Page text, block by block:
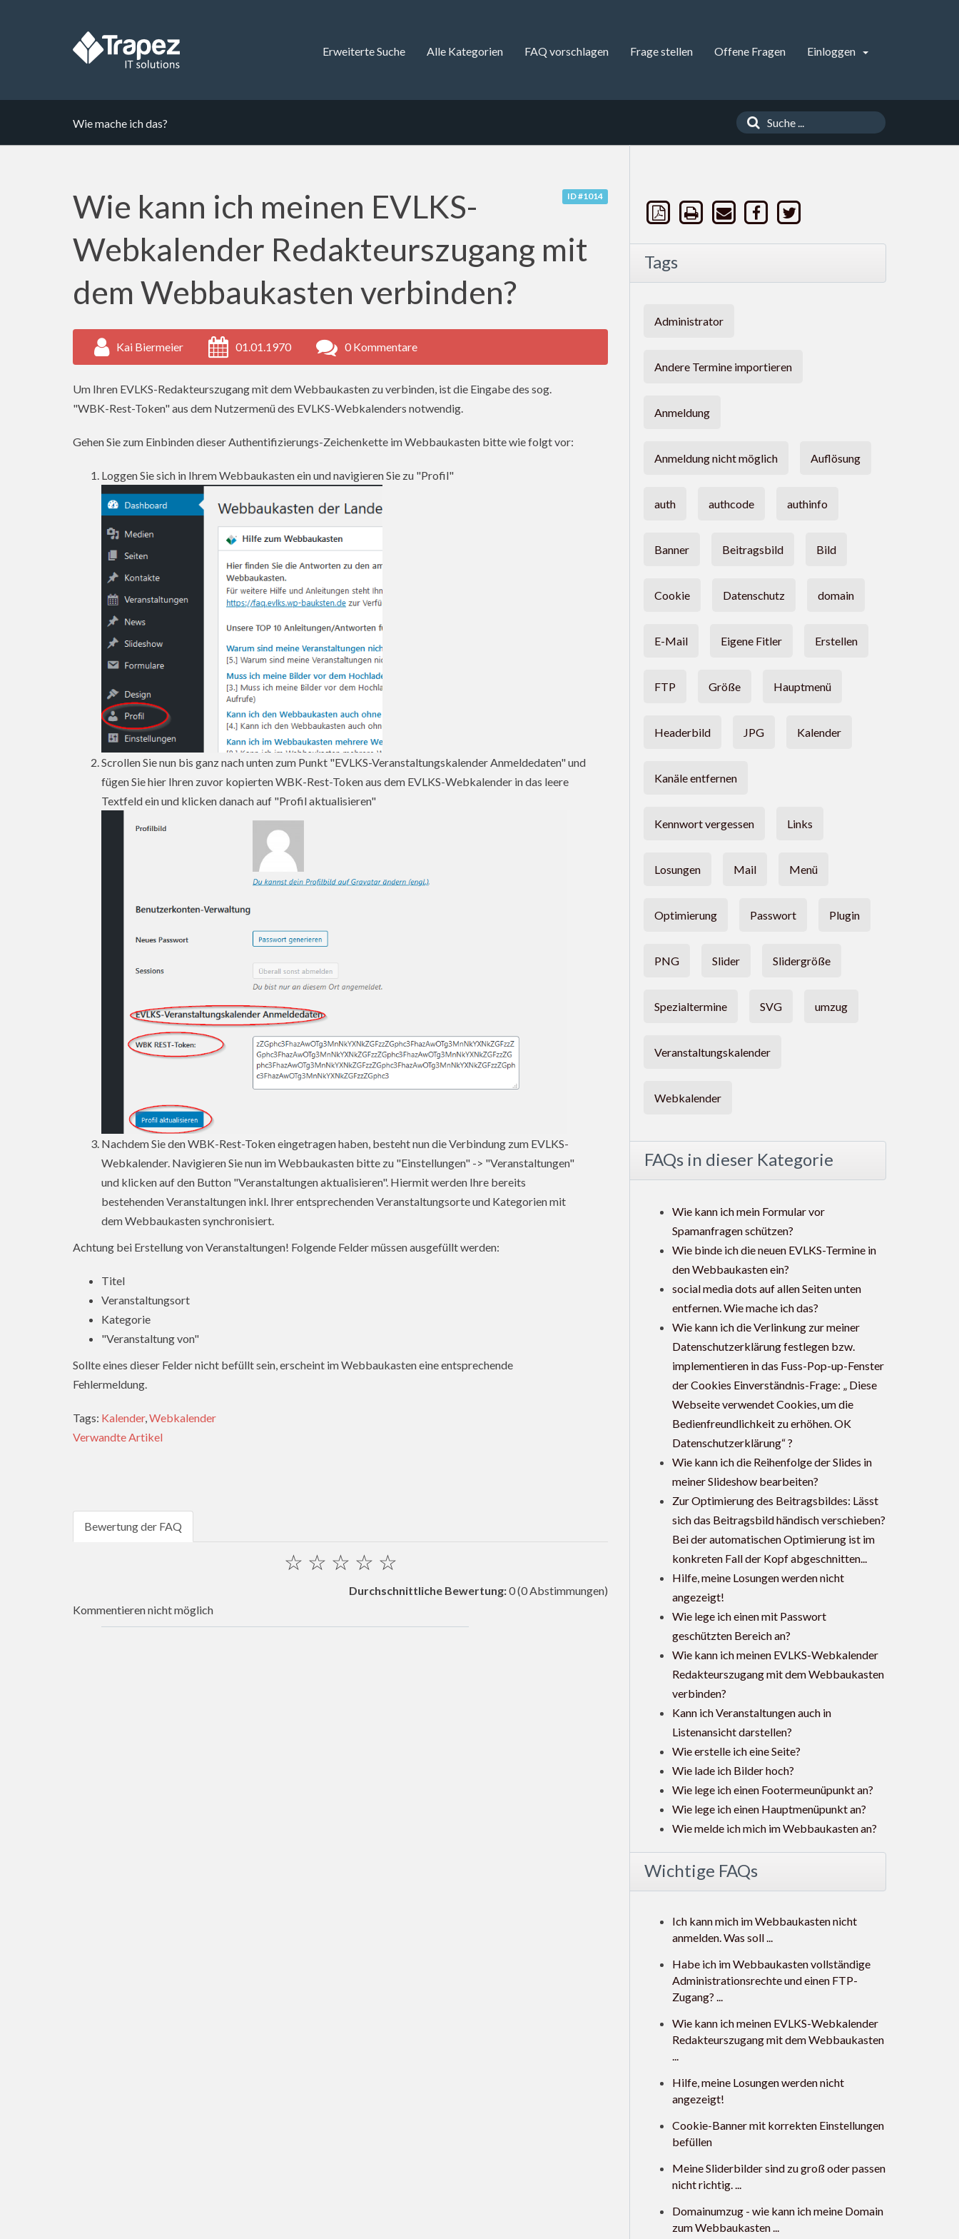
Erweiterte Suche Alle Kategorien FAQ vorschlagen Frage stellen Offene Fragen Einloggen
Wie mache ich das?
ID #1014
Wie kann ich meinen EVLKS-
Webkalender Redakteurszugang mit
dem Webbaukasten verbinden?
Kai Biermeier 01.01.1970 0 Kommentare
Um Ihren EVLKS-Redakteurszugang mit dem Webbaukasten zu verbinden, ist die Eingabe des sog.
"WBK-Rest-Token" aus dem Nutzermenü des EVLKS-Webkalenders notwendig.
Gehen Sie zum Einbinden dieser Authentifizierungs-Zeichenkette im Webbaukasten bitte wie folgt vor:
Loggen Sie sich in Ihrem Webbaukasten ein und navigieren Sie zu "Profil"
Scrollen Sie nun bis ganz nach unten zum Punkt "EVLKS-Veranstaltungskalender Anmeldedaten" und
fügen Sie hier Ihren zuvor kopierten WBK-Rest-Token aus dem EVLKS-Webkalender in das leere
Textfeld ein und klicken danach auf "Profil aktualisieren"
Nachdem Sie den WBK-Rest-Token eingetragen haben, besteht nun die Verbindung zum EVLKS-
Webkalender. Navigieren Sie nun im Webbaukasten bitte zu "Einstellungen" -> "Veranstaltungen"
und klicken auf den Button "Veranstaltungen aktualisieren". Hiermit werden Ihre bereits
bestehenden Veranstaltungen inkl. Ihrer entsprechenden Veranstaltungsorte und Kategorien mit
dem Webbaukasten synchronisiert.
Achtung bei Erstellung von Veranstaltungen! Folgende Felder müssen ausgefüllt werden:
Titel
Veranstaltungsort
Kategorie
"Veranstaltung von"
Sollte eines dieser Felder nicht befüllt sein, erscheint im Webbaukasten eine entsprechende
Fehlermeldung.
Tags: Kalender,Webkalender
Verwandte Artikel
Bewertung der FAQ
☆
☆
☆
☆
☆
Durchschnittliche Bewertung:0(0 Abstimmungen)
Kommentieren nicht möglich
Tags
Administrator
Andere Termine importieren
Anmeldung
Anmeldung nicht möglich Auflösung
auth authcode authinfo
Banner Beitragsbild Bild
Cookie Datenschutz domain
E-Mail Eigene Fitler Erstellen
FTP Größe Hauptmenü
Headerbild JPG Kalender
Kanäle entfernen
Kennwort vergessen Links
Losungen Mail Menü
Optimierung Passwort Plugin
PNG Slider Slidergröße
Spezialtermine SVG umzug
Veranstaltungskalender
Webkalender
FAQs in dieser Kategorie
Wie kann ich mein Formular vor
Spamanfragen schützen?
Wie binde ich die neuen EVLKS-Termine in
den Webbaukasten ein?
social media dots auf allen Seiten unten
entfernen. Wie mache ich das?
Wie kann ich die Verlinkung zur meiner
Datenschutzerklärung festlegen bzw.
implementieren in das Fuss-Pop-up-Fenster
der Cookies Einverständnis-Frage: „ Diese
Webseite verwendet Cookies, um die
Bedienfreundlichkeit zu erhöhen. OK
Datenschutzerklärung“ ?
Wie kann ich die Reihenfolge der Slides in
meiner Slideshow bearbeiten?
Zur Optimierung des Beitragsbildes: Lässt
sich das Beitragsbild händisch verschieben?
Bei der automatischen Optimierung ist im
konkreten Fall der Kopf abgeschnitten...
Hilfe, meine Losungen werden nicht
angezeigt!
Wie lege ich einen mit Passwort
geschützten Bereich an?
Wie kann ich meinen EVLKS-Webkalender
Redakteurszugang mit dem Webbaukasten
verbinden?
Kann ich Veranstaltungen auch in
Listenansicht darstellen?
Wie erstelle ich eine Seite?
Wie lade ich Bilder hoch?
Wie lege ich einen Footermeunüpunkt an?
Wie lege ich einen Hauptmenüpunkt an?
Wie melde ich mich im Webbaukasten an?
Wichtige FAQs
Ich kann mich im Webbaukasten nicht
anmelden. Was soll ...
Habe ich im Webbaukasten vollständige
Administrationsrechte und einen FTP-
Zugang? ...
Wie kann ich meinen EVLKS-Webkalender
Redakteurszugang mit dem Webbaukasten
...
Hilfe, meine Losungen werden nicht
angezeigt!
Cookie-Banner mit korrekten Einstellungen
befüllen
Meine Sliderbilder sind zu groß oder passen
nicht richtig. ...
Domainumzug - wie kann ich meine Domain
zum Webbaukasten ...